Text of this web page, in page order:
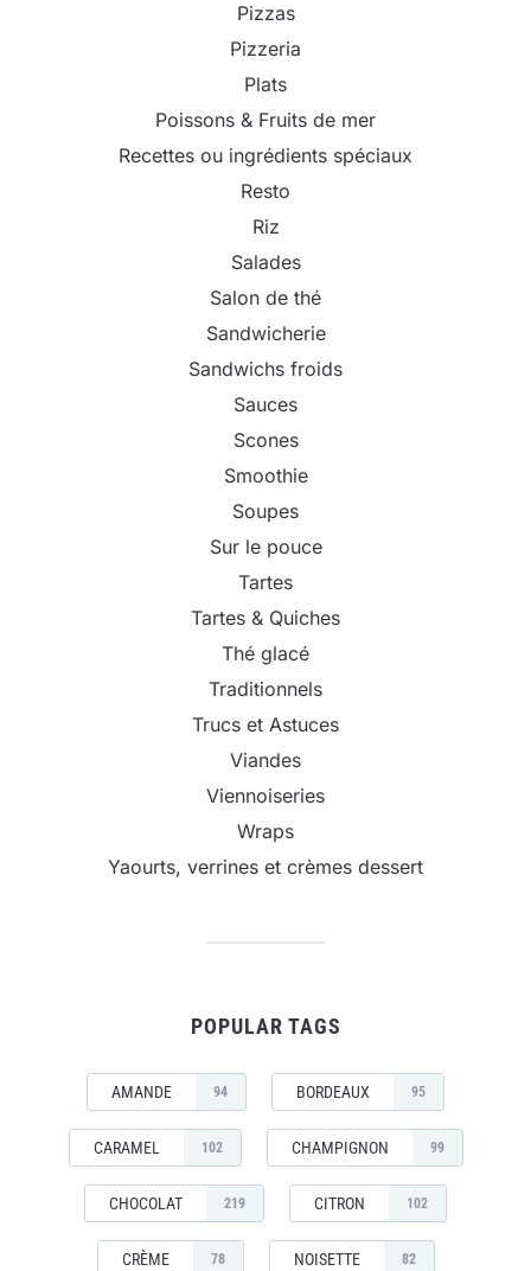
Pizzas
Pizzeria
Plats
Poissons & Fruits de mer
Recettes ou ingrédients spéciaux
Resto
Riz
Salades
Salon de thé
Sandwicherie
Sandwichs froids
Sauces
Scones
Smoothie
Soupes
Sur le pouce
Tartes
Tartes & Quiches
Thé glacé
Traditionnels
Trucs et Astuces
Viandes
Viennoiseries
Wraps
Yaourts, verrines et crèmes dessert
POPULAR TAGS
AMANDE 94 BORDEAUX 95
CARAMEL 102 CHAMPIGNON 99
CHOCOLAT 219 CITRON 102
CRÈME 78 NOISETTE 82